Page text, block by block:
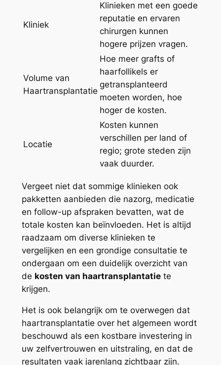
Kliniek
Klinieken met een goede
reputatie en ervaren
chirurgen kunnen
hogere prijzen vragen.
Volume van
Haartransplantatie
Hoe meer grafts of
haarfollikels er
getransplanteerd
moeten worden, hoe
hoger de kosten.
Locatie
Kosten kunnen
verschillen per land of
regio; grote steden zijn
vaak duurder.
Vergeet niet dat sommige klinieken ook
pakketten aanbieden die nazorg, medicatie
en follow-up afspraken bevatten, wat de
totale kosten kan beïnvloeden. Het is altijd
raadzaam om diverse klinieken te
vergelijken en een grondige consultatie te
ondergaan om een duidelijk overzicht van
de kosten van haartransplantatiete
krijgen.
Het is ook belangrijk om te overwegen dat
haartransplantatie over het algemeen wordt
beschouwd als een kostbare investering in
uw zelfvertrouwen en uitstraling, en dat de
resultaten vaak jarenlang zichtbaar zijn.